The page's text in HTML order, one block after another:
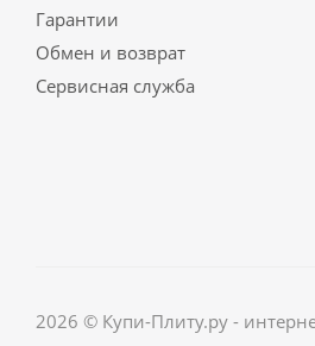
Гарантии
Обмен и возврат
Сервисная служба
2026 © Купи-Плиту.ру -